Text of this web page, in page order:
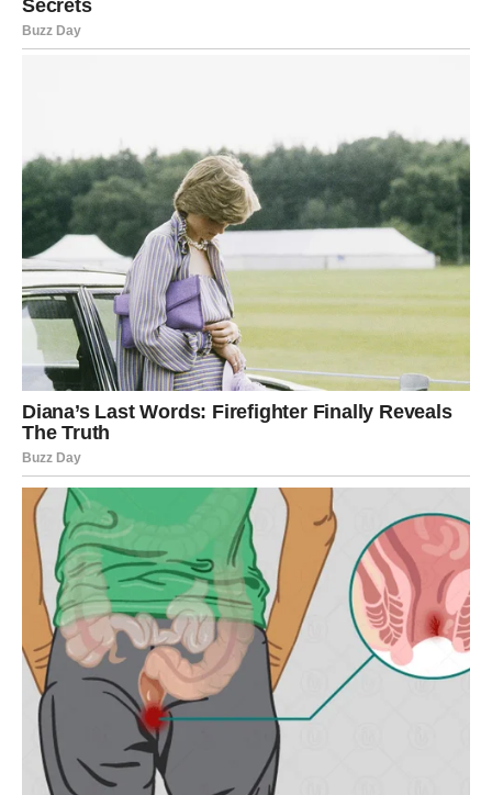
Psihički, kraj sedmice donosi vam jedno veliko
rasterećenje. Kao da ćete skinuti sa sebe deo tereta koji
provokacije. Neke stvari će vas manje pogađati jer ćete
konačno razumeti da ne zaslužuje svako pristup vašem
miru.
Za Bikove koji prolaze kroz težak period, poruka do kraja
sedmice je jasna: ne odustajte sada. Upravo sada, kada
vam se čini da ste umorni od svega, univerzum polako
namešta situacije u vašu korist. Ne mora sve da
eksplodira od sreće odmah, ali znakovi promene će biti
vidljivi. Jedna vest, jedan razgovor, jedan susret ili jedna
odluka mogu vam pokazati da se točak sreće ipak okreće.
Vaša najveća snaga do kraja sedmice biće strpljenje, ali
ne ono pasivno, već ono mudro. Nećete juriti za onim što
nije vaše. Nećete više gubiti vreme na prazna obećanja.
Nećete trošiti dušu na ljude koji vas ne vide. I baš zato
ćete biti jači nego ikada. Kada Bik prestane da se bori za
pogrešne stvari, tada počinju da mu dolaze one prave.
LJUBAV:
emocije se bude, iskren razgovor menja mnogo,
a nekima sledi poruka koja vraća osmeh.